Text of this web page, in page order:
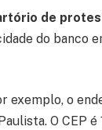
de
do banco
exemplo, o
O CEP